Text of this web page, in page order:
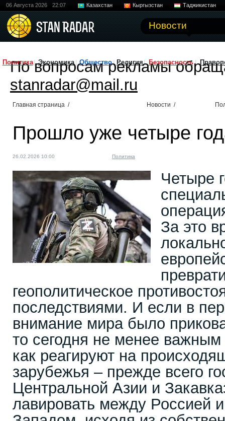
06 Августа 2026 22:07 Казахстан Кыргызстан Таджикистан
Новости
Политика Экономика Общество Религия Безопасность
По вопросам рекламы
stanradar@mail.ru
Главная страница / Новости /
Прошло уже четыре
26.02.2026 10:00 Политика
Четыре
За это
геополитическое
последствиями. И если в
внимание мира было
то сегодня не менее важным
как реагируют на
зарубежья – прежде всего
Центральной Азии и
лавировать между Россией